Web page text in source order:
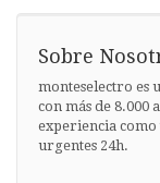
Sobre
monteselectro es
con más de 8.000
experiencia como
urgentes 24h.